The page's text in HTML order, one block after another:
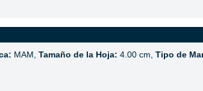
MAM, Tamaño de la Hoja: 4.00 cm, Tipo de